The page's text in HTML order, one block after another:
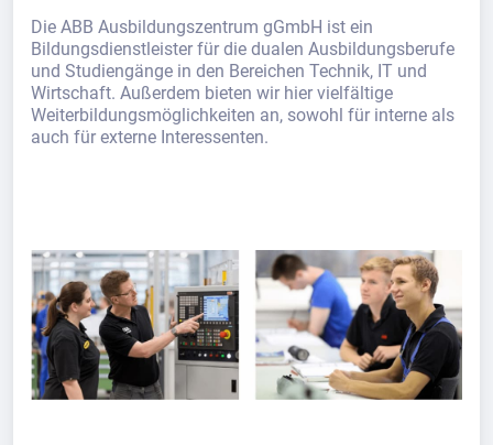
Die ABB Ausbildungszentrum gGmbH ist ein
Bildungsdienstleister für die dualen Ausbildungsberufe
und Studiengänge in den Bereichen Technik, IT und
Wirtschaft. Außerdem bieten wir hier vielfältige
Weiterbildungsmöglichkeiten an, sowohl für interne als
auch für externe Interessenten.